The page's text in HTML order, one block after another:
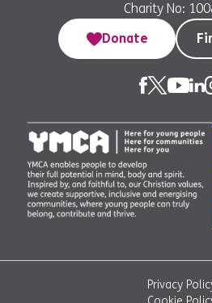
Charity No:
Donate
Privacy